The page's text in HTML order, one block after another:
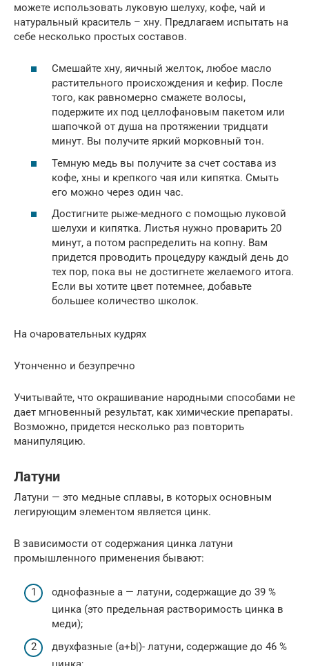
можете использовать луковую шелуху, кофе, чай и
натуральный краситель – хну. Предлагаем испытать на
себе несколько простых составов.
Смешайте хну, яичный желток, любое масло
растительного происхождения и кефир. После
того, как равномерно смажете волосы,
подержите их под целлофановым пакетом или
шапочкой от душа на протяжении тридцати
минут. Вы получите яркий морковный тон.
Темную медь вы получите за счет состава из
кофе, хны и крепкого чая или кипятка. Смыть
его можно через один час.
Достигните рыже-медного с помощью луковой
шелухи и кипятка. Листья нужно проварить 20
минут, а потом распределить на копну. Вам
придется проводить процедуру каждый день до
тех пор, пока вы не достигнете желаемого итога.
Если вы хотите цвет потемнее, добавьте
большее количество школок.
На очаровательных кудрях
Утонченно и безупречно
Учитывайте, что окрашивание народными способами не
дает мгновенный результат, как химические препараты.
Возможно, придется несколько раз повторить
манипуляцию.
Латуни
Латуни — это медные сплавы, в которых основным
легирующим элементом является цинк.
В зависимости от содержания цинка латуни
промышленного применения бывают:
однофазные a — латуни, содержащие до 39 %
цинка (это предельная растворимость цинка в
меди);
двухфазные (a+b|)- латуни, содержащие до 46 %